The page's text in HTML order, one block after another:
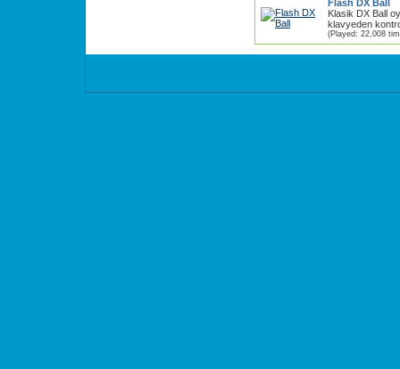
Flash DX Ball
Klasik DX Ball
klavyeden
(Played: 22,008